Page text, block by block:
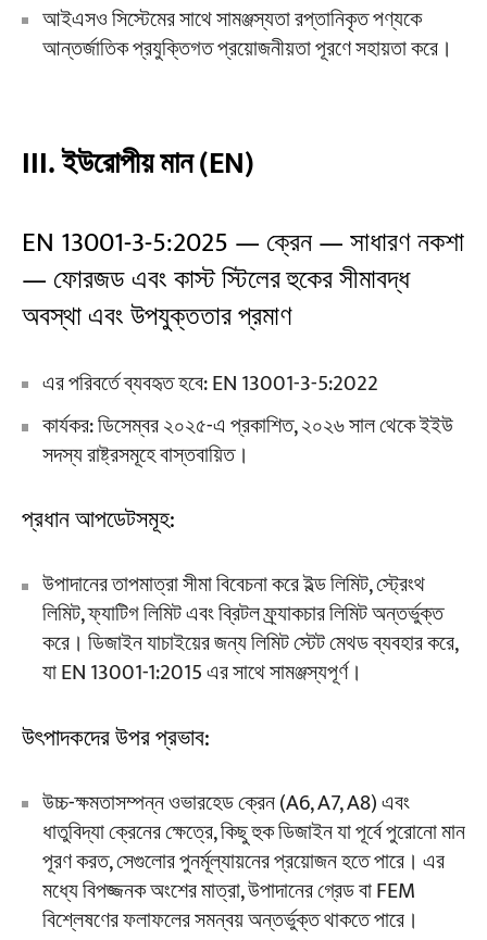
আইএসও সিস্টেমের সাথে সামঞ্জস্যতা রপ্তানিকৃত পণ্যকে
আন্তর্জাতিক প্রযুক্তিগত প্রয়োজনীয়তা পূরণে সহায়তা করে।
III. ইউরোপীয় মান (EN)
EN 13001-3-5:2025 — ক্রেন — সাধারণ নকশা
— ফোরজড এবং কাস্ট স্টিলের হুকের সীমাবদ্ধ
অবস্থা এবং উপযুক্ততার প্রমাণ
এর পরিবর্তে ব্যবহৃত হবে: EN 13001-3-5:2022
কার্যকর: ডিসেম্বর ২০২৫-এ প্রকাশিত, ২০২৬ সাল থেকে ইইউ
সদস্য রাষ্ট্রসমূহে বাস্তবায়িত।
প্রধান আপডেটসমূহ:
উপাদানের তাপমাত্রা সীমা বিবেচনা করে ইল্ড লিমিট, স্ট্রেংথ
লিমিট, ফ্যাটিগ লিমিট এবং ব্রিটল ফ্র্যাকচার লিমিট অন্তর্ভুক্ত
করে। ডিজাইন যাচাইয়ের জন্য লিমিট স্টেট মেথড ব্যবহার করে,
যা EN 13001-1:2015 এর সাথে সামঞ্জস্যপূর্ণ।
উৎপাদকদের উপর প্রভাব:
উচ্চ-ক্ষমতাসম্পন্ন ওভারহেড ক্রেন (A6, A7, A8) এবং
ধাতুবিদ্যা ক্রেনের ক্ষেত্রে, কিছু হুক ডিজাইন যা পূর্বে পুরোনো মান
পূরণ করত, সেগুলোর পুনর্মূল্যায়নের প্রয়োজন হতে পারে। এর
মধ্যে বিপজ্জনক অংশের মাত্রা, উপাদানের গ্রেড বা FEM
বিশ্লেষণের ফলাফলের সমন্বয় অন্তর্ভুক্ত থাকতে পারে।